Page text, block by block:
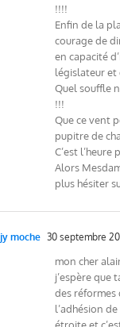
!!!!
Enfin de la
courage de
en capacité
législateur et
Quel souffle
!!!
Que ce vent
pupitre de
C’est l’heure
Alors
plus hésiter
jy moche 30 septembre
mon cher
j’espère que
des
l’adhésion
étroite et